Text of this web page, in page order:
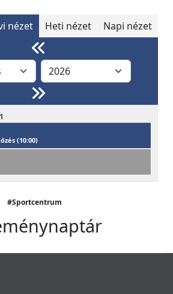
nézet Heti nézet Napi nézet
1
(10:00)
#Sportcentrum